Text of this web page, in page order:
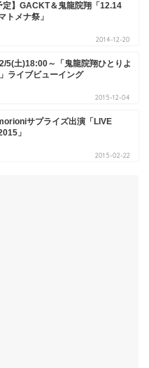
定】GACKT＆鬼龍院翔「12.14
トメナ祭」
2014-12-20
5(土)18:00～「鬼龍院翔ひとりよ
ライブビューイング
2015-12-04
サプライズ出演「LIVE
」
2015-02-22